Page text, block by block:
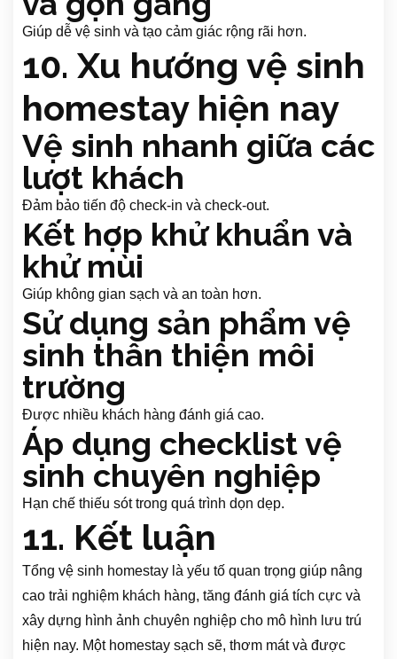
Giúp dễ vệ sinh và tạo cảm giác rộng rãi hơn.
10. Xu hướng vệ sinh
homestay hiện nay
Vệ sinh nhanh giữa các
lượt khách
Đảm bảo tiến độ check-in và check-out.
Kết hợp khử khuẩn và
khử mùi
Giúp không gian sạch và an toàn hơn.
Sử dụng sản phẩm vệ
sinh thân thiện môi
trường
Được nhiều khách hàng đánh giá cao.
Áp dụng checklist vệ
sinh chuyên nghiệp
Hạn chế thiếu sót trong quá trình dọn dẹp.
11. Kết luận
Tổng vệ sinh homestay là yếu tố quan trọng giúp nâng
cao trải nghiệm khách hàng, tăng đánh giá tích cực và
xây dựng hình ảnh chuyên nghiệp cho mô hình lưu trú
hiện nay. Một homestay sạch sẽ, thơm mát và được